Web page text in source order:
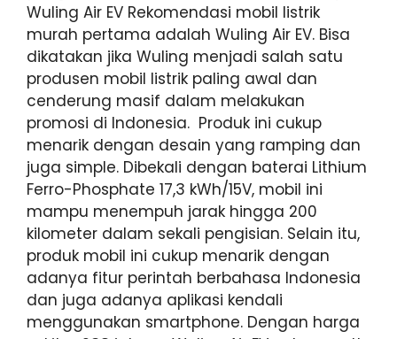
Wuling Air EV Rekomendasi mobil listrik
murah pertama adalah Wuling Air EV. Bisa
dikatakan jika Wuling menjadi salah satu
produsen mobil listrik paling awal dan
cenderung masif dalam melakukan
promosi di Indonesia. Produk ini cukup
menarik dengan desain yang ramping dan
juga simple. Dibekali dengan baterai Lithium
Ferro-Phosphate 17,3 kWh/15V, mobil ini
mampu menempuh jarak hingga 200
kilometer dalam sekali pengisian. Selain itu,
produk mobil ini cukup menarik dengan
adanya fitur perintah berbahasa Indonesia
dan juga adanya aplikasi kendali
menggunakan smartphone. Dengan harga